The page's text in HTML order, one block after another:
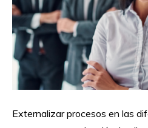
Externalizar procesos en las